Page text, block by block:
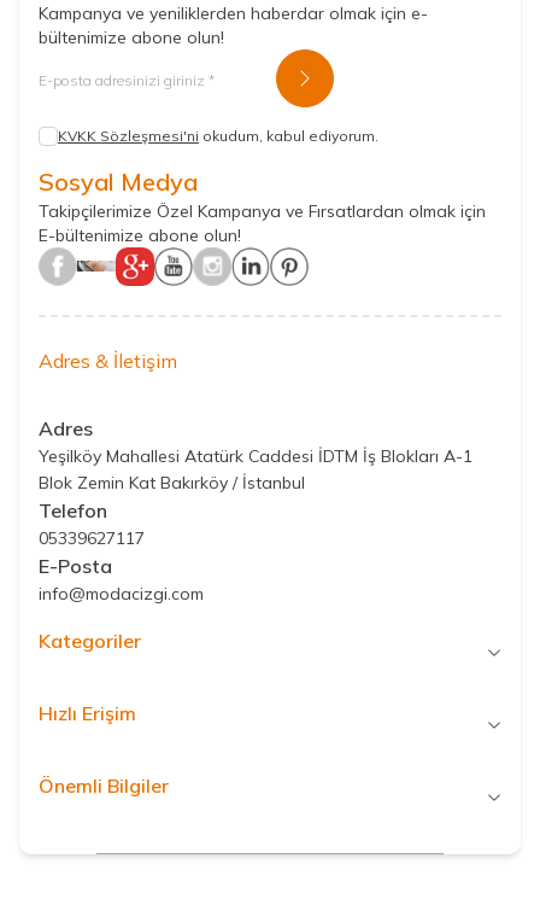
Kampanya ve yeniliklerden haberdar olmak için e-
bültenimize abone olun!
Kayıt Ol
KVKK Sözleşmesi'ni okudum, kabul ediyorum.
Sosyal Medya
Takipçilerimize Özel Kampanya ve Fırsatlardan olmak için
E-bültenimize abone olun!
Adres & İletişim
Adres
Yeşilköy Mahallesi Atatürk Caddesi İDTM İş Blokları A-1
Blok Zemin Kat Bakırköy / İstanbul
Telefon
05339627117
E-Posta
info@modacizgi.com
Kategoriler
Hızlı Erişim
Önemli Bilgiler